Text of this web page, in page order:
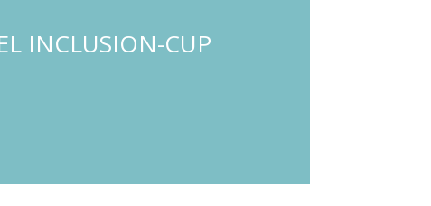
INCLUSION-CUP